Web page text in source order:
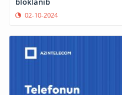
02-10-2024